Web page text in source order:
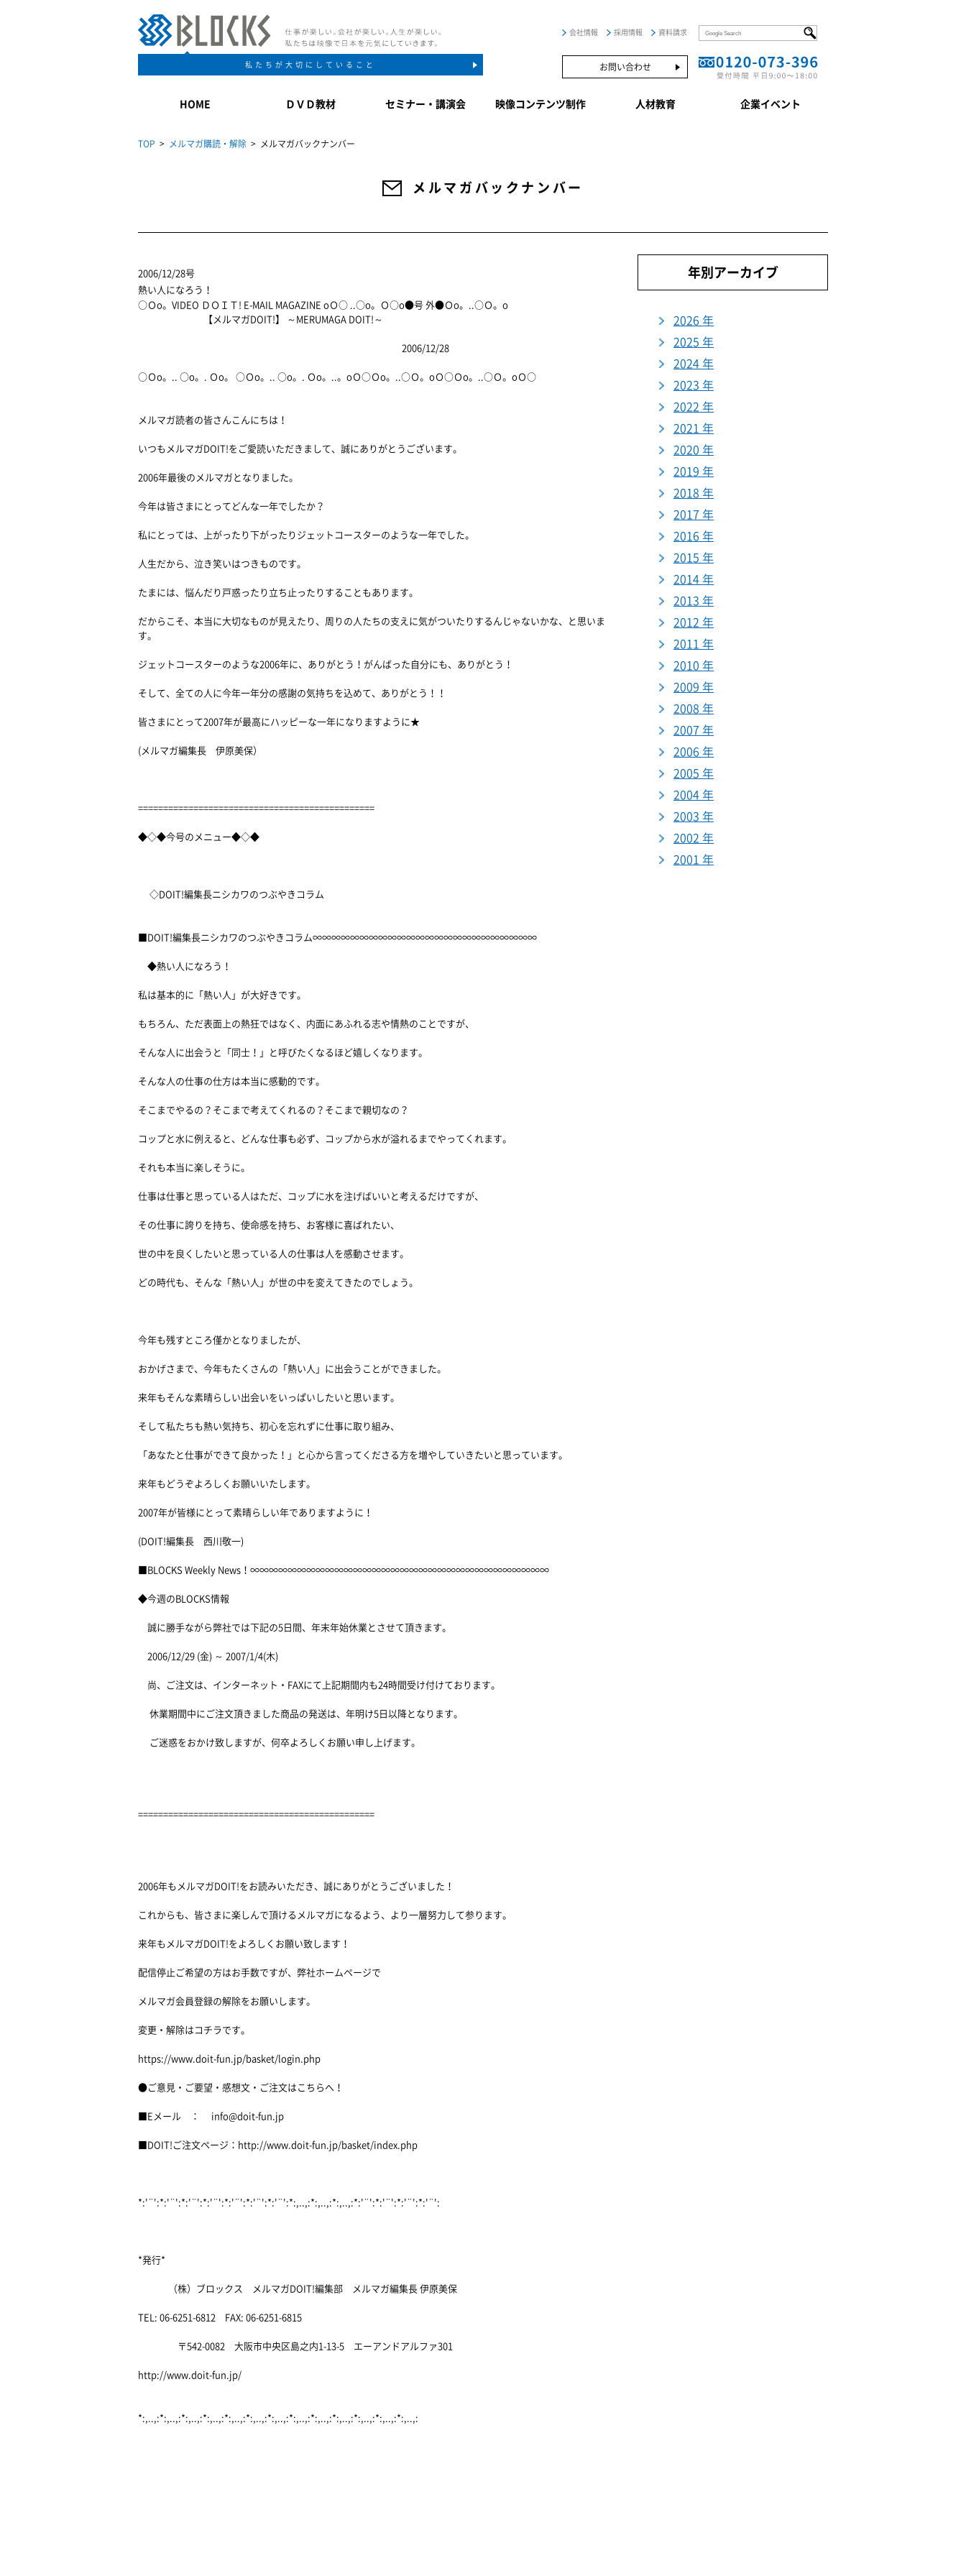
私たちが大切にしていること
会社情報 採用情報 資料請求
お問い合わせ
HOME ＤＶＤ教材 セミナー・講演会 映像コンテンツ制作 人材教育 企業イベント
TOP > メルマガ購読・解除 > メルマガバックナンバー
メルマガバックナンバー
2006/12/28号
熱い人になろう！
○Ｏo。VIDEO ＤＯＩＴ! E-MAIL MAGAZINE oＯ○ ..○o。Ｏ○o●号 外●Ｏo。..○Ｏ。o
【メルマガDOIT!】 ～MERUMAGA DOIT!～
2006/12/28
○Ｏo。.. ○o。. Ｏo。 ○Ｏo。.. ○o。. Ｏo。..。oＯ○Ｏo。..○Ｏ。oＯ○Ｏo。..○Ｏ。oＯ○
メルマガ読者の皆さんこんにちは！
いつもメルマガDOIT!をご愛読いただきまして、誠にありがとうございます。
2006年最後のメルマガとなりました。
今年は皆さまにとってどんな一年でしたか？
私にとっては、上がったり下がったりジェットコースターのような一年でした。
人生だから、泣き笑いはつきものです。
たまには、悩んだり戸惑ったり立ち止ったりすることもあります。
だからこそ、本当に大切なものが見えたり、周りの人たちの支えに気がついたりするんじゃないかな、と思いま
す。
ジェットコースターのような2006年に、ありがとう！がんばった自分にも、ありがとう！
そして、全ての人に今年一年分の感謝の気持ちを込めて、ありがとう！！
皆さまにとって2007年が最高にハッピーな一年になりますように★
(メルマガ編集長 伊原美保）
===============================================
◆◇◆今号のメニュー◆◇◆
◇DOIT!編集長ニシカワのつぶやきコラム
■DOIT!編集長ニシカワのつぶやきコラム∞∞∞∞∞∞∞∞∞∞∞∞∞∞∞∞∞∞∞∞∞∞∞∞
◆熱い人になろう！
私は基本的に「熱い人」が大好きです。
もちろん、ただ表面上の熱狂ではなく、内面にあふれる志や情熱のことですが、
そんな人に出会うと「同士！」と呼びたくなるほど嬉しくなります。
そんな人の仕事の仕方は本当に感動的です。
そこまでやるの？そこまで考えてくれるの？そこまで親切なの？
コップと水に例えると、どんな仕事も必ず、コップから水が溢れるまでやってくれます。
それも本当に楽しそうに。
仕事は仕事と思っている人はただ、コップに水を注げばいいと考えるだけですが、
その仕事に誇りを持ち、使命感を持ち、お客様に喜ばれたい、
世の中を良くしたいと思っている人の仕事は人を感動させます。
どの時代も、そんな「熱い人」が世の中を変えてきたのでしょう。
今年も残すところ僅かとなりましたが、
おかげさまで、今年もたくさんの「熱い人」に出会うことができました。
来年もそんな素晴らしい出会いをいっぱいしたいと思います。
そして私たちも熱い気持ち、初心を忘れずに仕事に取り組み、
「あなたと仕事ができて良かった！」と心から言ってくださる方を増やしていきたいと思っています。
来年もどうぞよろしくお願いいたします。
2007年が皆様にとって素晴らしい年でありますように！
(DOIT!編集長 西川敬一)
■BLOCKS Weekly News！∞∞∞∞∞∞∞∞∞∞∞∞∞∞∞∞∞∞∞∞∞∞∞∞∞∞∞∞∞∞∞∞
◆今週のBLOCKS情報
誠に勝手ながら弊社では下記の5日間、年末年始休業とさせて頂きます。
2006/12/29 (金) ～ 2007/1/4(木)
尚、ご注文は、インターネット・FAXにて上記期間内も24時間受け付けております。
休業期間中にご注文頂きました商品の発送は、年明け5日以降となります。
ご迷惑をおかけ致しますが、何卒よろしくお願い申し上げます。
===============================================
2006年もメルマガDOIT!をお読みいただき、誠にありがとうございました！
これからも、皆さまに楽しんで頂けるメルマガになるよう、より一層努力して参ります。
来年もメルマガDOIT!をよろしくお願い致します！
配信停止ご希望の方はお手数ですが、弊社ホームページで
メルマガ会員登録の解除をお願いします。
変更・解除はコチラです。
https://www.doit-fun.jp/basket/login.php
●ご意見・ご要望・感想文・ご注文はこちらへ！
■Eメール ： info@doit-fun.jp
■DOIT!ご注文ページ：http://www.doit-fun.jp/basket/index.php
*:'¨':*:'¨':*:'¨':*:'¨':*:'¨':*:'¨':*:'¨':*:,..,:*:,..,:*:,..,:*:'¨':*:'¨':*:'¨':*:'¨':
*発行*
（株）ブロックス メルマガDOIT!編集部 メルマガ編集長 伊原美保
TEL: 06-6251-6812 FAX: 06-6251-6815
〒542-0082 大阪市中央区島之内1-13-5 エーアンドアルファ301
http://www.doit-fun.jp/
*:,..,:*:,..,:*:,..,:*:,..,:*:,..,:*:,..,:*:,..,:*:,..,:*:,..,:*:,..,:*:,..,:*:,..,:*:,..,:
年別アーカイブ
2026 年
2025 年
2024 年
2023 年
2022 年
2021 年
2020 年
2019 年
2018 年
2017 年
2016 年
2015 年
2014 年
2013 年
2012 年
2011 年
2010 年
2009 年
2008 年
2007 年
2006 年
2005 年
2004 年
2003 年
2002 年
2001 年